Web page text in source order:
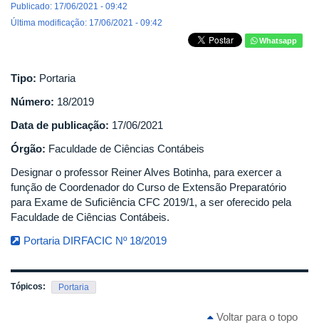
Publicado: 17/06/2021 - 09:42
Última modificação: 17/06/2021 - 09:42
Whatsapp
Tipo: Portaria
Número: 18/2019
Data de publicação: 17/06/2021
Órgão: Faculdade de Ciências Contábeis
Designar o professor Reiner Alves Botinha, para exercer a
função de Coordenador do Curso de Extensão Preparatório
para Exame de Suficiência CFC 2019/1, a ser oferecido pela
Faculdade de Ciências Contábeis.
Portaria DIRFACIC Nº 18/2019
Tópicos: Portaria
Voltar para o topo